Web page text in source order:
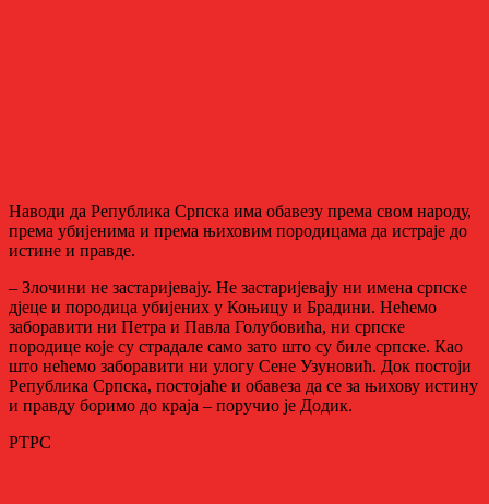
Наводи да Република Српска има обавезу према свом народу,
према убијенима и према њиховим породицама да истраје до
истине и правде.
– Злочини не застаријевају. Не застаријевају ни имена српске
дјеце и породица убијeних у Коњицу и Брадини. Нећемо
заборавити ни Петра и Павла Голубовића, ни српске
породице које су страдале само зато што су биле српске. Као
што нећемо заборавити ни улогу Сене Узуновић. Док постоји
Република Српска, постојаће и обавеза да се за њихову истину
и правду боримо до краја – поручио је Додик.
РТРС